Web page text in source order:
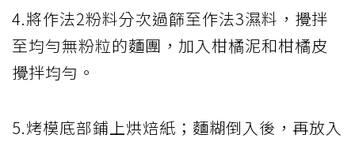
4.將作法2粉料分次過篩至作法3濕料，攪拌
至均勻無粉粒的麵團，加入柑橘泥和柑橘皮
攪拌均勻。
5.烤模底部鋪上烘焙紙；麵糊倒入後，再放入